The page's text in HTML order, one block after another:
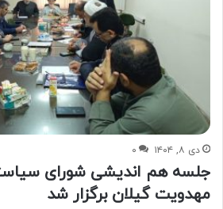
دی ۸, ۱۴۰۴ ۰
جلسه هم اندیشی شورای
مهدویت گیلان برگزار شد